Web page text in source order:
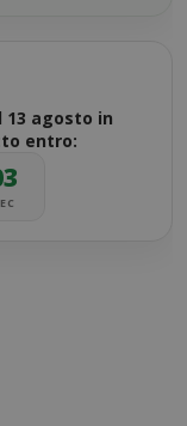
13 agosto in
entro: